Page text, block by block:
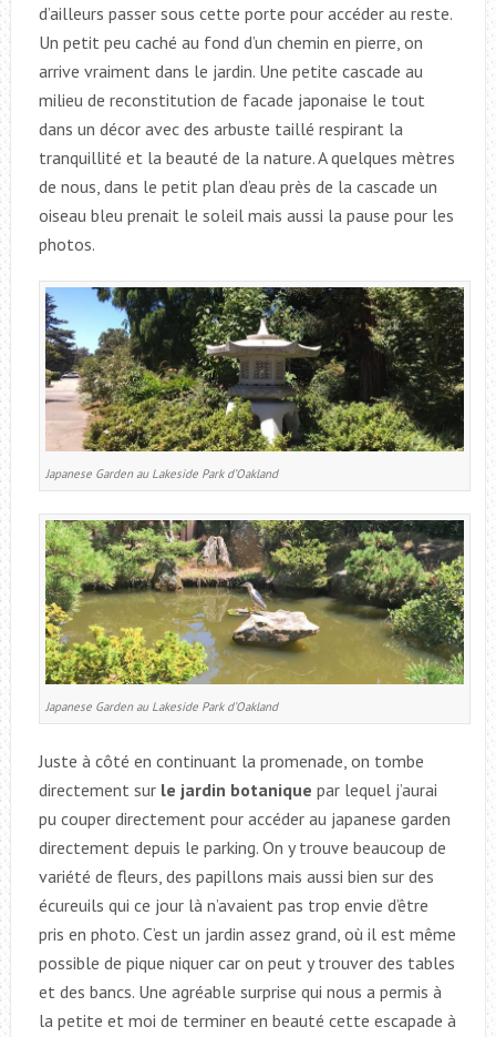
d’ailleurs passer sous cette porte pour accéder au reste.
Un petit peu caché au fond d’un chemin en pierre, on
arrive vraiment dans le jardin. Une petite cascade au
milieu de reconstitution de facade japonaise le tout
dans un décor avec des arbuste taillé respirant la
tranquillité et la beauté de la nature. A quelques mètres
de nous, dans le petit plan d’eau près de la cascade un
oiseau bleu prenait le soleil mais aussi la pause pour les
photos.
Japanese Garden au Lakeside Park d’Oakland
Japanese Garden au Lakeside Park d’Oakland
Juste à côté en continuant la promenade, on tombe
directement sur le jardin botanique par lequel j’aurai
pu couper directement pour accéder au japanese garden
directement depuis le parking. On y trouve beaucoup de
variété de fleurs, des papillons mais aussi bien sur des
écureuils qui ce jour là n’avaient pas trop envie d’être
pris en photo. C’est un jardin assez grand, où il est même
possible de pique niquer car on peut y trouver des tables
et des bancs. Une agréable surprise qui nous a permis à
la petite et moi de terminer en beauté cette escapade à